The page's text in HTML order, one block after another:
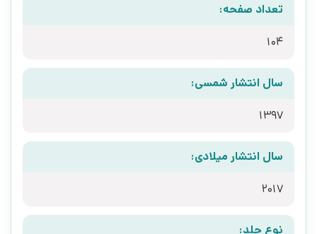
تعداد صفحه:
104
سال انتشار شمسی:
1397
سال انتشار میلادی:
2017
نوع جلد: